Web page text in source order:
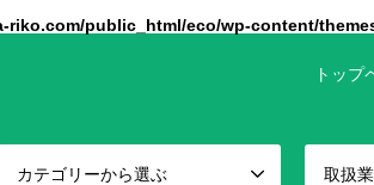
riko.com/public_html/eco/wp-content/
トップ
カテゴリーから選ぶ 取扱